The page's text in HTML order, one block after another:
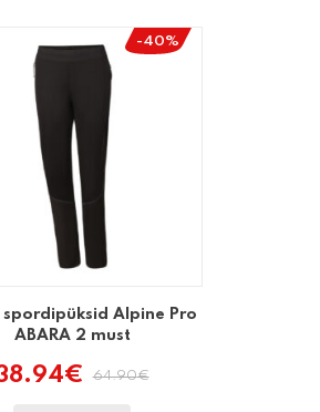
-40%
spordipüksid Alpine Pro
ABARA 2 must
64.90€
Algne
€
Praegune